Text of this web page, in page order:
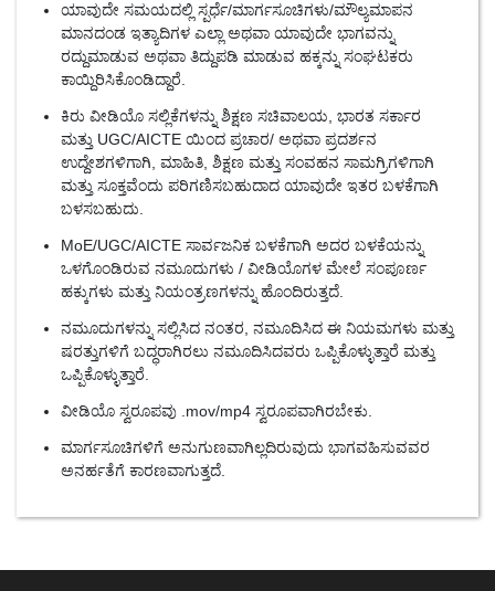
ಯಾವುದೇ ಸಮಯದಲ್ಲಿ ಸ್ಪರ್ಧೆ/ಮಾರ್ಗಸೂಚಿಗಳು/ಮೌಲ್ಯಮಾಪನ
ಮಾನದಂಡ ಇತ್ಯಾದಿಗಳ ಎಲ್ಲಾ ಅಥವಾ ಯಾವುದೇ ಭಾಗವನ್ನು
ರದ್ದುಮಾಡುವ ಅಥವಾ ತಿದ್ದುಪಡಿ ಮಾಡುವ ಹಕ್ಕನ್ನು ಸಂಘಟಕರು
ಕಾಯ್ದಿರಿಸಿಕೊಂಡಿದ್ದಾರೆ.
ಕಿರು ವೀಡಿಯೊ ಸಲ್ಲಿಕೆಗಳನ್ನು ಶಿಕ್ಷಣ ಸಚಿವಾಲಯ, ಭಾರತ ಸರ್ಕಾರ
ಮತ್ತು UGC/AICTE ಯಿಂದ ಪ್ರಚಾರ/ ಅಥವಾ ಪ್ರದರ್ಶನ
ಉದ್ದೇಶಗಳಿಗಾಗಿ, ಮಾಹಿತಿ, ಶಿಕ್ಷಣ ಮತ್ತು ಸಂವಹನ ಸಾಮಗ್ರಿಗಳಿಗಾಗಿ
ಮತ್ತು ಸೂಕ್ತವೆಂದು ಪರಿಗಣಿಸಬಹುದಾದ ಯಾವುದೇ ಇತರ ಬಳಕೆಗಾಗಿ
ಬಳಸಬಹುದು.
MoE/UGC/AICTE ಸಾರ್ವಜನಿಕ ಬಳಕೆಗಾಗಿ ಅದರ ಬಳಕೆಯನ್ನು
ಒಳಗೊಂಡಿರುವ ನಮೂದುಗಳು / ವೀಡಿಯೊಗಳ ಮೇಲೆ ಸಂಪೂರ್ಣ
ಹಕ್ಕುಗಳು ಮತ್ತು ನಿಯಂತ್ರಣಗಳನ್ನು ಹೊಂದಿರುತ್ತದೆ.
ನಮೂದುಗಳನ್ನು ಸಲ್ಲಿಸಿದ ನಂತರ, ನಮೂದಿಸಿದ ಈ ನಿಯಮಗಳು ಮತ್ತು
ಷರತ್ತುಗಳಿಗೆ ಬದ್ಧರಾಗಿರಲು ನಮೂದಿಸಿದವರು ಒಪ್ಪಿಕೊಳ್ಳುತ್ತಾರೆ ಮತ್ತು
ಒಪ್ಪಿಕೊಳ್ಳುತ್ತಾರೆ.
ವೀಡಿಯೊ ಸ್ವರೂಪವು .mov/mp4 ಸ್ವರೂಪವಾಗಿರಬೇಕು.
ಮಾರ್ಗಸೂಚಿಗಳಿಗೆ ಅನುಗುಣವಾಗಿಲ್ಲದಿರುವುದು ಭಾಗವಹಿಸುವವರ
ಅನರ್ಹತೆಗೆ ಕಾರಣವಾಗುತ್ತದೆ.